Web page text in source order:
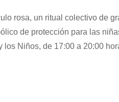
rosa, un ritual colectivo de
de protección para las
Niños, de 17:00 a 20:00